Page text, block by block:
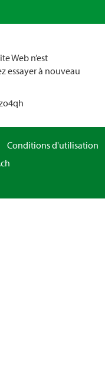
Web n’est
essayer à nouveau
Conditions d'utilisation